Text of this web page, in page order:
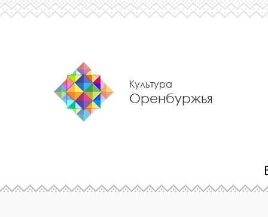
Культура
Оренбуржья